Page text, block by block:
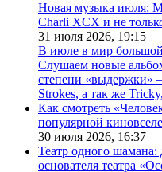
Новая музыка июля:
Charli XCX и не
31 июля 2026, 19:15
В июле в мир
Слушаем новые
степени «выдержки»
Strokes, а так же
Как смотреть
популярной
30 июля 2026, 16:37
Театр одного шамана:
основателя театра